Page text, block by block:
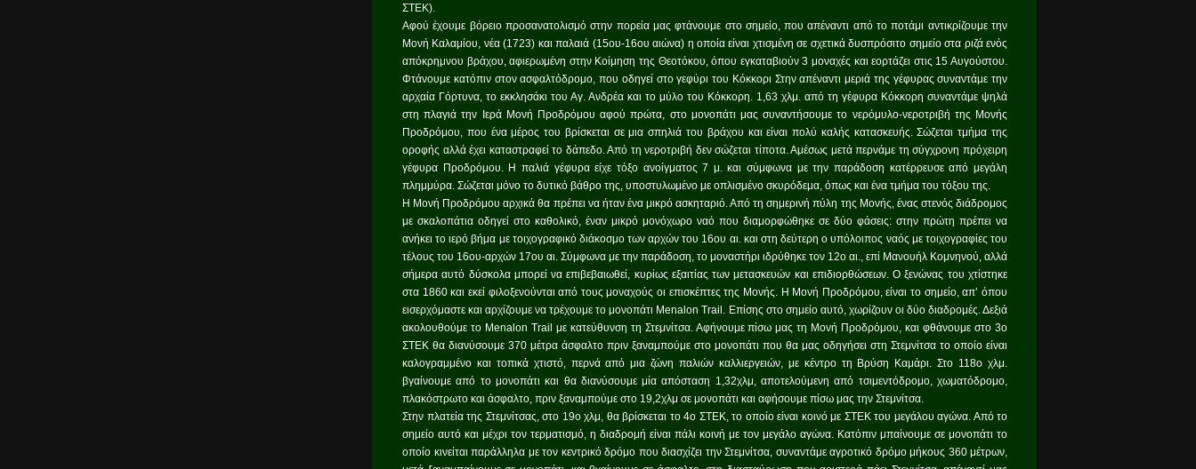
ΣΤΕΚ).
Αφού έχουμε βόρειο προσανατολισμό στην πορεία μας φτάνουμε στο σημείο, που απέναντι από το ποτάμι αντικρίζουμε την
Μονή Καλαμίου, νέα (1723) και παλαιά (15ου-16ου αιώνα) η οποία είναι χτισμένη σε σχετικά δυσπρόσιτο σημείο στα ριζά ενός
απόκρημνου βράχου, αφιερωμένη στην Κοίμηση της Θεοτόκου, όπου εγκαταβιούν 3 μοναχές και εορτάζει στις 15 Αυγούστου.
Φτάνουμε κατόπιν στον ασφαλτόδρομο, που οδηγεί στο γεφύρι του Κόκκορι Στην απέναντι μεριά της γέφυρας συναντάμε την
αρχαία Γόρτυνα, το εκκλησάκι του Αγ. Ανδρέα και το μύλο του Κόκκορη. 1,63 χλμ. από τη γέφυρα Κόκκορη συναντάμε ψηλά
στη πλαγιά την Ιερά Μονή Προδρόμου αφού πρώτα, στο μονοπάτι μας συναντήσουμε το νερόμυλο-νεροτριβή της Μονής
Προδρόμου, που ένα μέρος του βρίσκεται σε μια σπηλιά του βράχου και είναι πολύ καλής κατασκευής. Σώζεται τμήμα της
οροφής αλλά έχει καταστραφεί το δάπεδο. Από τη νεροτριβή δεν σώζεται τίποτα. Αμέσως μετά περνάμε τη σύγχρονη πρόχειρη
γέφυρα Προδρόμου. Η παλιά γέφυρα είχε τόξο ανοίγματος 7 μ. και σύμφωνα με την παράδοση κατέρρευσε από μεγάλη
πλημμύρα. Σώζεται μόνο το δυτικό βάθρο της, υποστυλωμένο με οπλισμένο σκυρόδεμα, όπως και ένα τμήμα του τόξου της.
Η Μονή Προδρόμου αρχικά θα πρέπει να ήταν ένα μικρό ασκηταριό. Από τη σημερινή πύλη της Μονής, ένας στενός διάδρομος
με σκαλοπάτια οδηγεί στο καθολικό, έναν μικρό μονόχωρο ναό που διαμορφώθηκε σε δύο φάσεις: στην πρώτη πρέπει να
ανήκει το ιερό βήμα με τοιχογραφικό διάκοσμο των αρχών του 16ου αι. και στη δεύτερη ο υπόλοιπος ναός με τοιχογραφίες του
τέλους του 16ου-αρχών 17ου αι. Σύμφωνα με την παράδοση, το μοναστήρι ιδρύθηκε τον 12ο αι., επί Μανουήλ Κομνηνού, αλλά
σήμερα αυτό δύσκολα μπορεί να επιβεβαιωθεί, κυρίως εξαιτίας των μετασκευών και επιδιορθώσεων. Ο ξενώνας του χτίστηκε
στα 1860 και εκεί φιλοξενούνται από τους μοναχούς οι επισκέπτες της Μονής. Η Μονή Προδρόμου, είναι το σημείο, απ’ όπου
εισερχόμαστε και αρχίζουμε να τρέχουμε το μονοπάτι Menalon Trail. Επίσης στο σημείο αυτό, χωρίζουν οι δύο διαδρομές. Δεξιά
ακολουθούμε το Menalon Trail με κατεύθυνση τη Στεμνίτσα. Αφήνουμε πίσω μας τη Μονή Προδρόμου, και φθάνουμε στο 3o
ΣΤΕΚ θα διανύσουμε 370 μέτρα άσφαλτο πριν ξαναμπούμε στο μονοπάτι που θα μας οδηγήσει στη Στεμνίτσα το οποίο είναι
καλογραμμένο και τοπικά χτιστό, περνά από μια ζώνη παλιών καλλιεργειών, με κέντρο τη Βρύση Καμάρι. Στο 118ο χλμ.
βγαίνουμε από το μονοπάτι και θα διανύσουμε μία απόσταση 1,32χλμ, αποτελούμενη από τσιμεντόδρομο, χωματόδρομο,
πλακόστρωτο και άσφαλτο, πριν ξαναμπούμε στο 19,2χλμ σε μονοπάτι και αφήσουμε πίσω μας την Στεμνίτσα.
Στην πλατεία της Στεμνίτσας, στο 19ο χλμ, θα βρίσκεται το 4ο ΣΤΕΚ, το οποίο είναι κοινό με ΣΤΕΚ του μεγάλου αγώνα. Από το
σημείο αυτό και μέχρι τον τερματισμό, η διαδρομή είναι πάλι κοινή με τον μεγάλο αγώνα. Κατόπιν μπαίνουμε σε μονοπάτι το
οποίο κινείται παράλληλα με τον κεντρικό δρόμο που διασχίζει την Στεμνίτσα, συναντάμε αγροτικό δρόμο μήκους 360 μέτρων,